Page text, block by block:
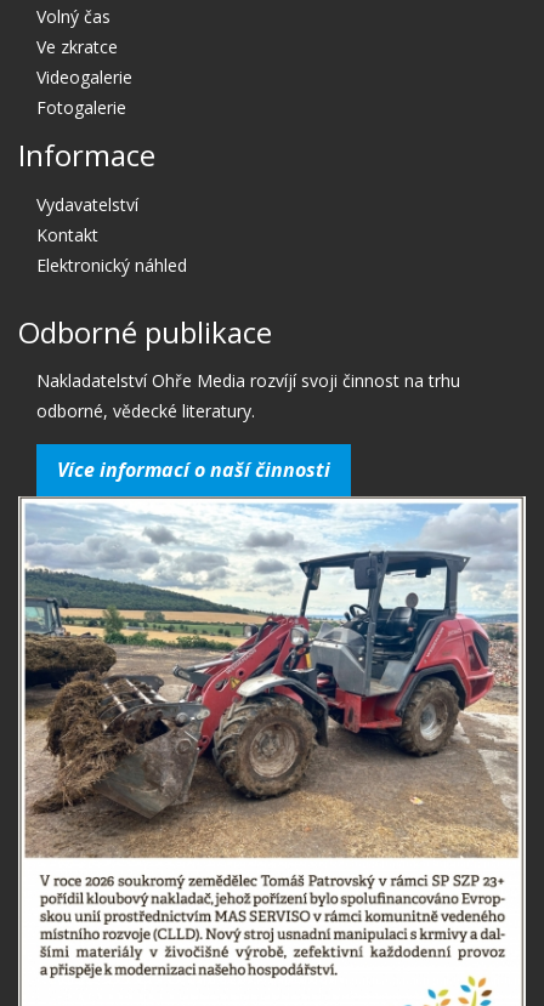
Volný čas
Ve zkratce
Videogalerie
Fotogalerie
Informace
Vydavatelství
Kontakt
Elektronický náhled
Odborné publikace
Nakladatelství Ohře Media rozvíjí svoji činnost na trhu
odborné, vědecké literatury.
Více informací o naší činnosti